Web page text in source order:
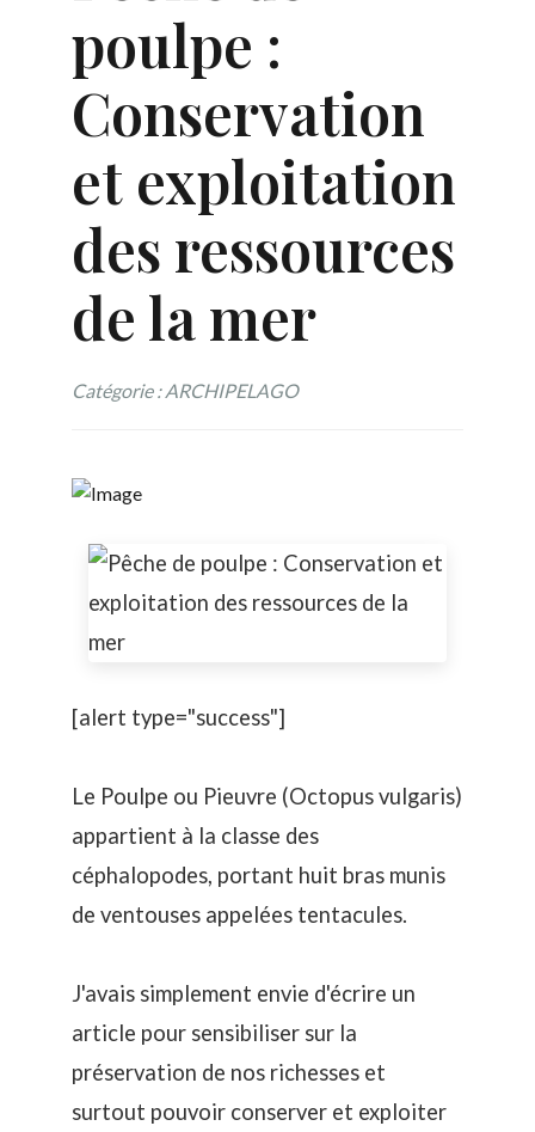
poulpe :
Conservation
et exploitation
des ressources
de la mer
Catégorie : ARCHIPELAGO
[alert type="success"]
Le Poulpe ou Pieuvre (Octopus vulgaris)
appartient à la classe des
céphalopodes, portant huit bras munis
de ventouses appelées tentacules.
J'avais simplement envie d'écrire un
article pour sensibiliser sur la
préservation de nos richesses et
surtout pouvoir conserver et exploiter